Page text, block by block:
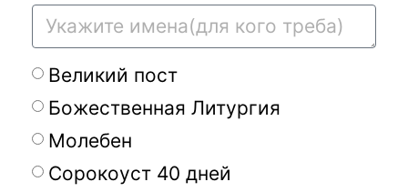
Великий пост
Божественная Литургия
Молебен
Сорокоуст 40 дней